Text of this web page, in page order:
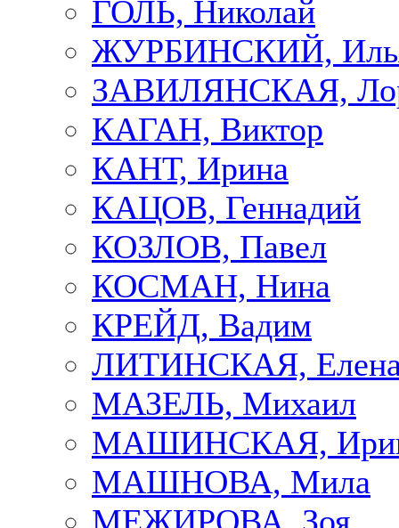
ГОЛЬ, Николай
ЖУРБИНСКИЙ,
ЗАВИЛЯНСКАЯ,
КАГАН, Виктор
КАНТ, Ирина
КАЦОВ, Геннадий
КОЗЛОВ, Павел
КОСМАН, Нина
КРЕЙД, Вадим
ЛИТИНСКАЯ,
МАЗЕЛЬ, Михаил
МАШИНСКАЯ,
МАШНОВА, Мила